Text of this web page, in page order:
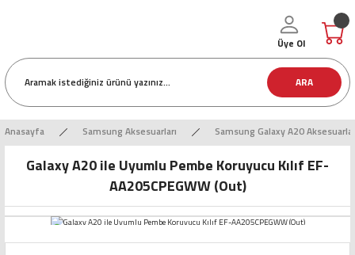
ARA
Üye Ol
Anasayfa Samsung Aksesuarları Samsung Galaxy A20
Galaxy A20 ile Uyumlu Pembe Koruyucu Kılıf EF-
AA205CPEGWW (Out)